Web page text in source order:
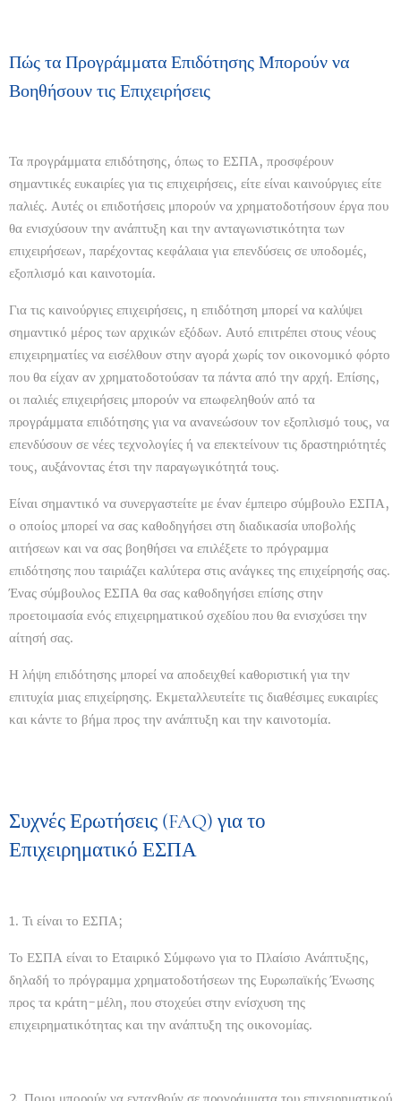
Πώς τα Προγράμματα Επιδότησης Μπορούν να
Βοηθήσουν τις Επιχειρήσεις
Τα προγράμματα επιδότησης, όπως το ΕΣΠΑ, προσφέρουν
σημαντικές ευκαιρίες για τις επιχειρήσεις, είτε είναι καινούργιες είτε
παλιές. Αυτές οι επιδοτήσεις μπορούν να χρηματοδοτήσουν έργα που
θα ενισχύσουν την ανάπτυξη και την ανταγωνιστικότητα των
επιχειρήσεων, παρέχοντας κεφάλαια για επενδύσεις σε υποδομές,
εξοπλισμό και καινοτομία.
Για τις καινούργιες επιχειρήσεις, η επιδότηση μπορεί να καλύψει
σημαντικό μέρος των αρχικών εξόδων. Αυτό επιτρέπει στους νέους
επιχειρηματίες να εισέλθουν στην αγορά χωρίς τον οικονομικό φόρτο
που θα είχαν αν χρηματοδοτούσαν τα πάντα από την αρχή. Επίσης,
οι παλιές επιχειρήσεις μπορούν να επωφεληθούν από τα
προγράμματα επιδότησης για να ανανεώσουν τον εξοπλισμό τους, να
επενδύσουν σε νέες τεχνολογίες ή να επεκτείνουν τις δραστηριότητές
τους, αυξάνοντας έτσι την παραγωγικότητά τους.
Είναι σημαντικό να συνεργαστείτε με έναν έμπειρο σύμβουλο ΕΣΠΑ,
ο οποίος μπορεί να σας καθοδηγήσει στη διαδικασία υποβολής
αιτήσεων και να σας βοηθήσει να επιλέξετε το πρόγραμμα
επιδότησης που ταιριάζει καλύτερα στις ανάγκες της επιχείρησής σας.
Ένας σύμβουλος ΕΣΠΑ θα σας καθοδηγήσει επίσης στην
προετοιμασία ενός επιχειρηματικού σχεδίου που θα ενισχύσει την
αίτησή σας.
Η λήψη επιδότησης μπορεί να αποδειχθεί καθοριστική για την
επιτυχία μιας επιχείρησης. Εκμεταλλευτείτε τις διαθέσιμες ευκαιρίες
και κάντε το βήμα προς την ανάπτυξη και την καινοτομία.
Συχνές Ερωτήσεις (FAQ) για το
Επιχειρηματικό ΕΣΠΑ
1. Τι είναι το ΕΣΠΑ;
Το ΕΣΠΑ είναι το Εταιρικό Σύμφωνο για το Πλαίσιο Ανάπτυξης,
δηλαδή το πρόγραμμα χρηματοδοτήσεων της Ευρωπαϊκής Ένωσης
προς τα κράτη-μέλη, που στοχεύει στην ενίσχυση της
επιχειρηματικότητας και την ανάπτυξη της οικονομίας.